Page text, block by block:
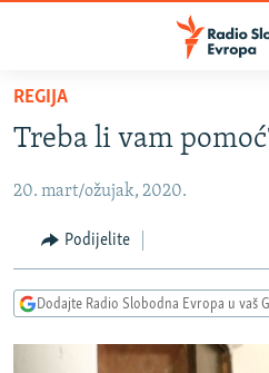
Pređite
glavni
Pređite
Pređite
na
VIJESTI
BOSNA I HERCEGOVINA
SRBIJA
KOSOVO
VIZUELNO
PODCASTI
REGIJA
Treba li vam
20. mart/ožujak, 2020.
Podijelite
Dodajte Radio Slobodna Evropa u vaš